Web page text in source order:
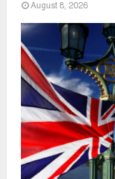
August 8, 2026